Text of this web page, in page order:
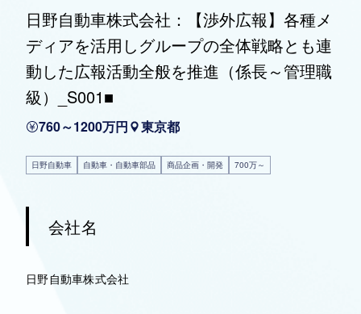
日野自動車株式会社：【渉外広報】各種メ
ディアを活用しグループの全体戦略とも連
動した広報活動全般を推進（係長～管理職
級）_S001■
760～1200万円 東京都
日野自動車 自動車・自動車部品 商品企画・開発 700万～
会社名
日野自動車株式会社